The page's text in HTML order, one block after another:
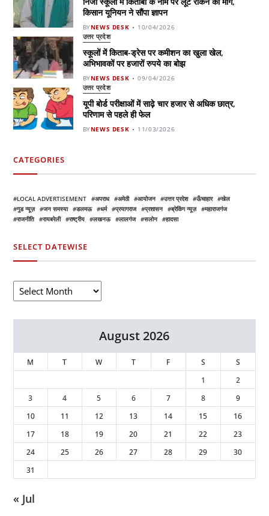
किसान यूनियन ने सौंपा ज्ञापन
BYNEWS DESK 10/04/2026
उत्तर प्रदेश
स्कूलों में किताब-ड्रेस पर कमीशन का खुला खेल,
अभिभावकों पर हजारों रुपये का बोझ
BYNEWS DESK 09/04/2026
उत्तर प्रदेश
यूपी बोर्ड परीक्षाओं में साढ़े चार हजार से अधिक छात्र,
परिणाम से पहले ही फेल
BYNEWS DESK 11/03/2026
CATEGORIES
LOCAL ADVERTISEMENT अपराध अमेठी आयोजन उत्तर प्रदेश ऊँचाहार
खेल
गुड न्यूज़
जन समस्या डलमऊ धर्म प्रयागराज प्रशासन ब्रेकिंग न्यूज़
महाराजगंज
राजनीति
रायबरेली राष्ट्रीय लखनऊ लालगंज सलोन हादसा
SELECT DATEWISE
August 2026
M T W T F S
S
1
2
3
4 5 6 7 8
9
10
11 12 13 14 15
16
17
18 19 20 21 22
23
24
25 26 27 28 29
30
31
« Jul